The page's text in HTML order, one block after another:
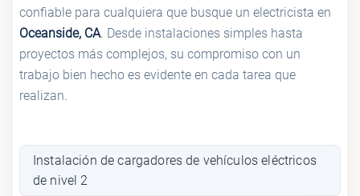
confiable para cualquiera que busque un electricista en
Oceanside, CA. Desde instalaciones simples hasta
proyectos más complejos, su compromiso con un
trabajo bien hecho es evidente en cada tarea que
realizan.
Instalación de cargadores de vehículos eléctricos
de nivel 2